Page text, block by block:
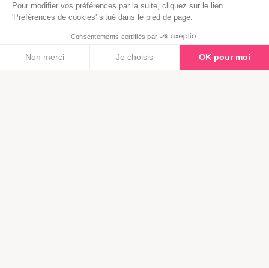
Pour modifier vos préférences par la suite, cliquez sur le lien
'Préférences de cookies' situé dans le pied de page.
Consentements certifiés par
Non merci Je choisis OK pour moi